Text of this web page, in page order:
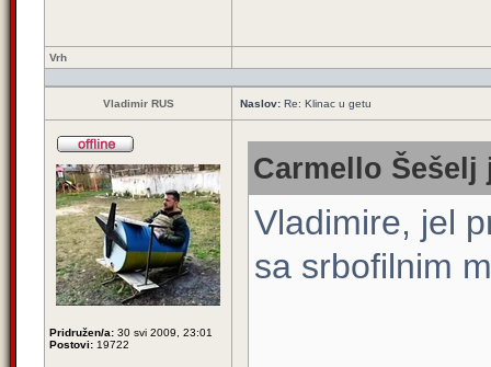
Vrh
Vladimir RUS Naslov: Re: Klinac u getu
Pridružen/a: 30 svi 2009, 23:01
Postovi: 19722
Carmello Šešelj
Vladimire, jel
sa srbofilnim